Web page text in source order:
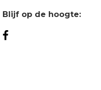
Blijf op de hoogte: